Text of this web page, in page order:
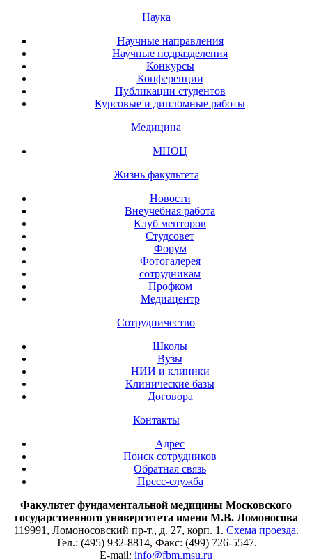
Наука
Научные направления
Научные подразделения
Конкурсы
Конференции
Публикации студентов
Курсовые и дипломные работы
Медицина
МНОЦ
Жизнь факультета
Новости
Внеучебная работа
Клуб менторов
Студсовет
Форум
Фотогалерея
сотрудникам
Профком
Медиацентр
Сотрудничество
Школы
Вузы
НИИ и клиники
Клинические базы
Договора
Контакты
Адрес
Поиск сотрудников
Обратная связь
Пресс-служба
Факультет фундаментальной медицины Московского
государственного университета имени М.В. Ломоносова
119991, Ломоносовский пр-т., д. 27, корп. 1. Схема проезда.
Тел.: (495) 932-8814, Факс: (499) 726-5547.
E-mail: info@fbm.msu.ru